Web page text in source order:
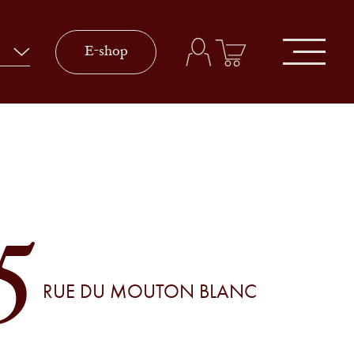
E-shop
RUE DU MOUTON BLANC